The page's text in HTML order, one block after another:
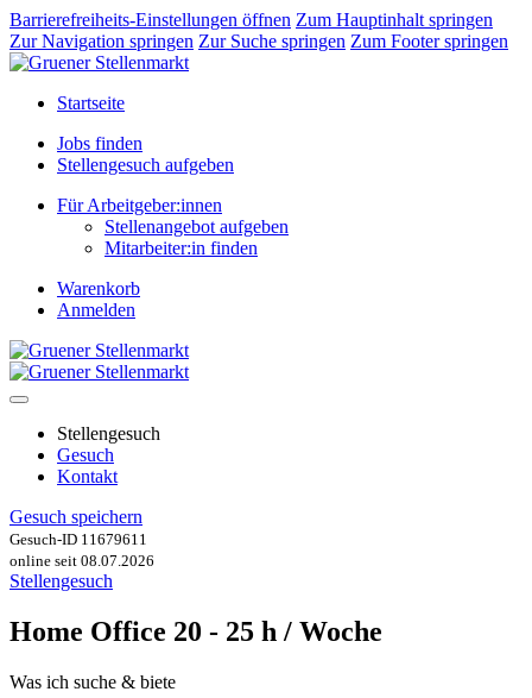
Barrierefreiheits-Einstellungen öffnen Zum Hauptinhalt springen
Zur Navigation springen Zur Suche springen Zum Footer springen
Startseite
Jobs finden
Stellengesuch aufgeben
Für Arbeitgeber:innen
Stellenangebot aufgeben
Mitarbeiter:in finden
Warenkorb
Anmelden
Stellengesuch
Gesuch
Kontakt
Gesuch speichern
Gesuch-ID 11679611
online seit 08.07.2026
Stellengesuch
Home Office 20 - 25 h / Woche
Was ich suche & biete